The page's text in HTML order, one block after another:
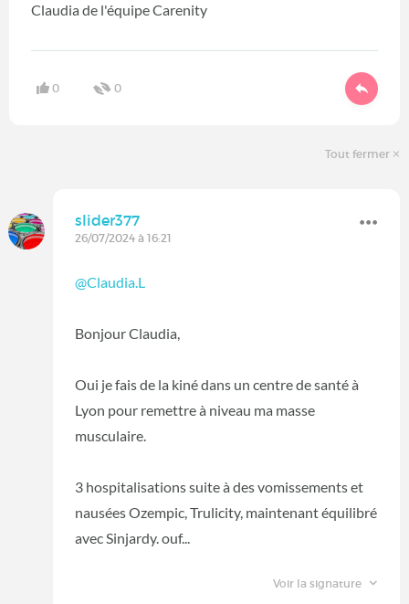
Claudia de l'équipe Carenity
0 0
Tout fermer
slider377
26/07/2024 à 16:21
@Claudia.L
Bonjour Claudia,
Oui je fais de la kiné dans un centre de santé à
Lyon pour remettre à niveau ma masse
musculaire.
3 hospitalisations suite à des vomissements et
nausées Ozempic, Trulicity, maintenant équilibré
avec Sinjardy. ouf...
Voir la signature